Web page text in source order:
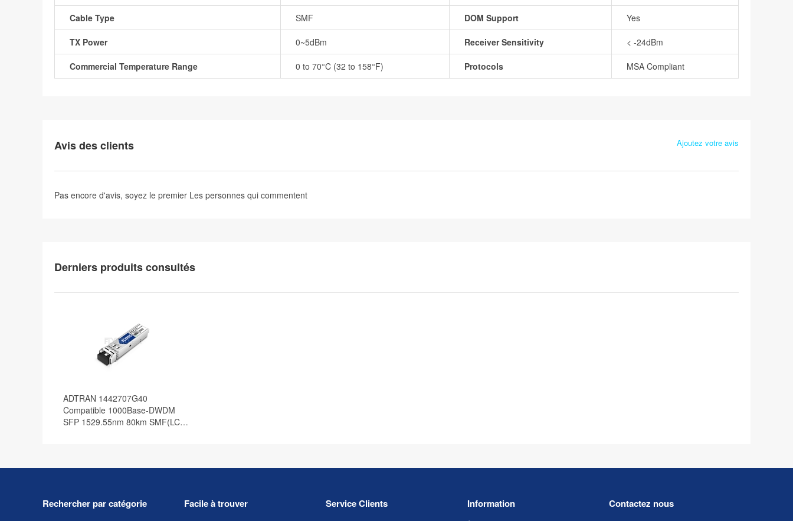
Cable Type SMF DOM Support Yes
TX Power 0~5dBm Receiver Sensitivity < -24dBm
Commercial Temperature Range 0 to 70°C (32 to 158°F) Protocols MSA Compliant
Avis des clients Ajoutez votre avis
Pas encore d'avis, soyez le premier Les personnes qui commentent
Derniers produits consultés
ADTRAN 1442707G40
Compatible 1000Base-DWDM
SFP 1529.55nm 80km SMF(LC
Rechercher par catégorie Facile à trouver Service Clients Information Contactez nous